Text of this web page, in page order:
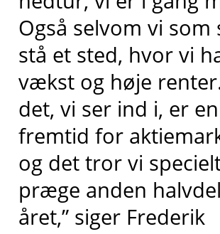
Også selvom vi som
stå et sted, hvor vi
vækst og høje
det, vi ser ind i, er
fremtid for
og det tror vi
præge anden
året,” siger Frederik